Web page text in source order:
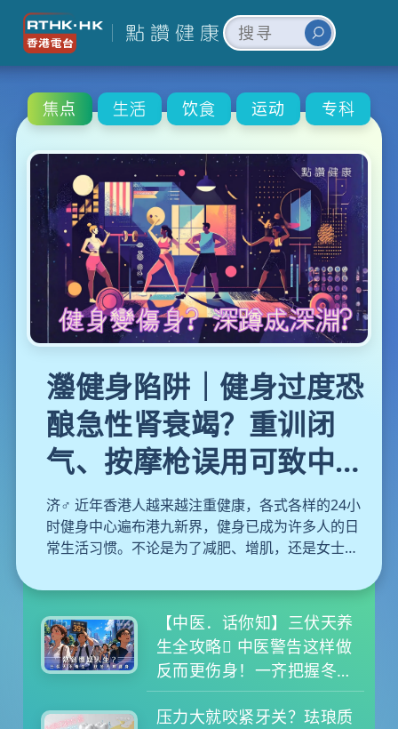
焦点 生活 饮食 运动 专科
灐健身陷阱｜健身过度恐
酿急性肾衰竭？重训闭
气、按摩枪误用可致中
风！医生教你避开运动陷
阱
济️‍♂️ 近年香港人越来越注重健康，各式各样的24小
时健身中心遍布港九新界，健身已成为许多人的日
常生活习惯。不论是为了减肥、增肌，还是女士们
然而，运动固然对身体有益，但背后亦隐藏着不少
容易被忽略的盲点。如果你抱着「No pain, no
gain」的心态盲目苦练，甚至放松警惕，健身随时
会变成「伤身」。本文为大家拆解健身常见的致命
陷阱与正确的热身与冷却运动，更附上每日蛋白质
摄取分量计算公式，教你聪明增肌不伤身。
【中医．话你知】三伏天养
生全攻略 中医警告这样做
反而更伤身！一齐把握冬病
夏治黄金期
压力大就咬紧牙关？珐琅质